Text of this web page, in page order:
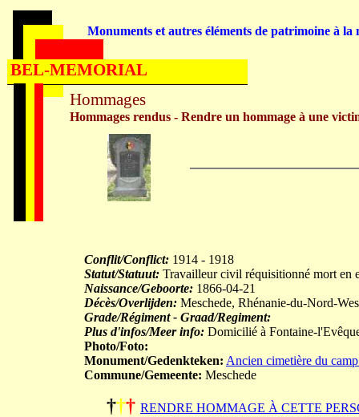
Conflit/Conflict: 1914 - 1918
Statut/Statuut: Travailleur civil réquisitionné mort en
Naissance/Geboorte: 1866-04-21
Décès/Overlijden: Meschede, Rhénanie-du-Nord-
Grade/Régiment - Graad/Regiment:
Plus d'infos/Meer info: Domicilié à Fontaine-
Photo/Foto:
Monument/Gedenkteken: Ancien cimetière du
Commune/Gemeente: Meschede
††† RENDRE HOMMAGE À CETTE
Hommages
Hommages rendus - Rendre un hommage à une
Monuments et autres éléments de patrimoine à la
BEL-MEMORIAL